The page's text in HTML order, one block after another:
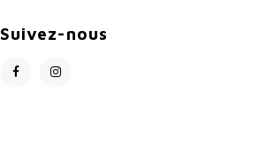
Suivez-nous